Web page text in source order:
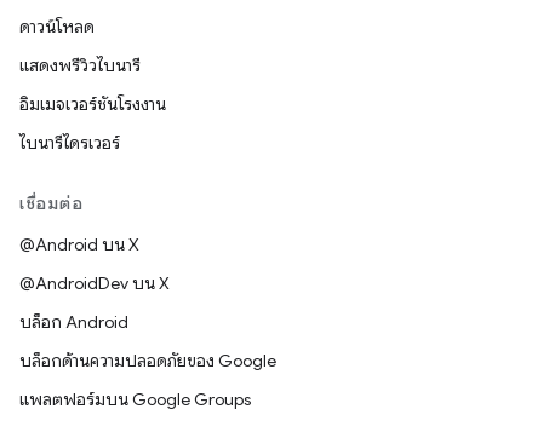
ดาวน์โหลด
แสดงพรีวิวไบนารี
อิมเมจเวอร์ชันโรงงาน
ไบนารีไดรเวอร์
เชื่อมต่อ
@Android บน X
@AndroidDev บน X
บล็อก Android
บล็อกด้านความปลอดภัยของ Google
แพลตฟอร์มบน Google Groups